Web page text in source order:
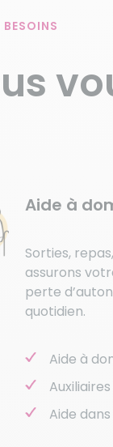
Aide à
Sorties,
assurons
perte
quotidien.
Aide à
Aide